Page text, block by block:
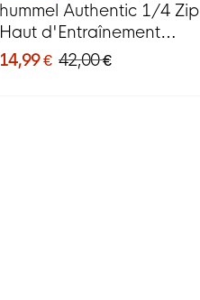
hummel Authentic 1/4 Zip
Haut d'Entraînement
Enfants Rouge
14,99 € 42,00 €